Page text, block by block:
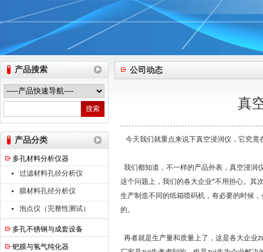
南京高谦功能材料科技有限公司
产品搜索
产品分类
多孔材料分析仪器
过滤材料孔径分析仪
膜材料孔径分析仪
泡点仪（完整性测试）
多孔不锈钢与成套设备
钯膜与氢气纯化器
公司动态
真
今天我们就重点来说下真空浸润仪，它究竟
我们都知道，不一样的产品外表，真空浸润
这个问题上，我们的各大企业*不用担心。其
生产制造不同的纸箱喷码机，有必要的时候
的。
再者就是生产量和质量上了，这是各大企业